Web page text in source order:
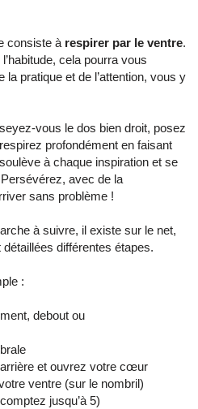
consiste à respirer par le ventre.
cela pourra vous
pratique et de l’attention, vous y
vous le dos bien droit, posez
profondément en faisant
à chaque inspiration et se
avec de la
sans problème !
à suivre, il existe sur le net,
différentes étapes.
:
debout ou
et ouvrez votre cœur
ventre (sur le nombril)
jusqu’à 5)